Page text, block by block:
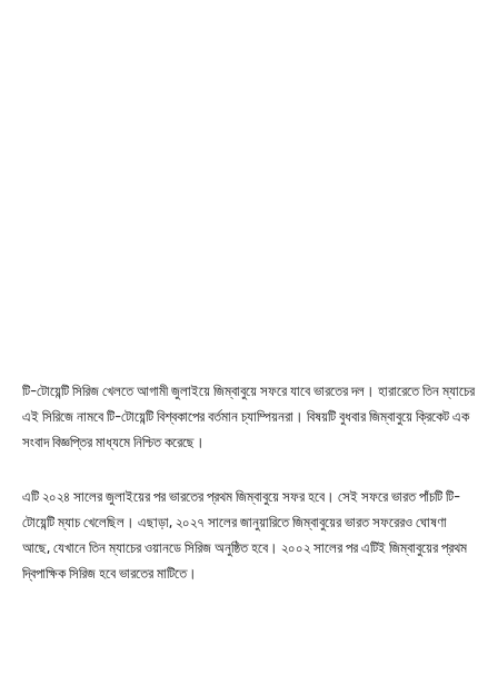
টি-টোয়েন্টি সিরিজ খেলতে আগামী জুলাইয়ে জিম্বাবুয়ে সফরে যাবে ভারতের দল। হারারেতে তিন ম্যাচের
এই সিরিজে নামবে টি-টোয়েন্টি বিশ্বকাপের বর্তমান চ্যাম্পিয়নরা। বিষয়টি বুধবার জিম্বাবুয়ে ক্রিকেট এক
সংবাদ বিজ্ঞপ্তির মাধ্যমে নিশ্চিত করেছে।
এটি ২০২৪ সালের জুলাইয়ের পর ভারতের প্রথম জিম্বাবুয়ে সফর হবে। সেই সফরে ভারত পাঁচটি টি-
টোয়েন্টি ম্যাচ খেলেছিল। এছাড়া, ২০২৭ সালের জানুয়ারিতে জিম্বাবুয়ের ভারত সফরেরও ঘোষণা
আছে, যেখানে তিন ম্যাচের ওয়ানডে সিরিজ অনুষ্ঠিত হবে। ২০০২ সালের পর এটিই জিম্বাবুয়ের প্রথম
দ্বিপাক্ষিক সিরিজ হবে ভারতের মাটিতে।